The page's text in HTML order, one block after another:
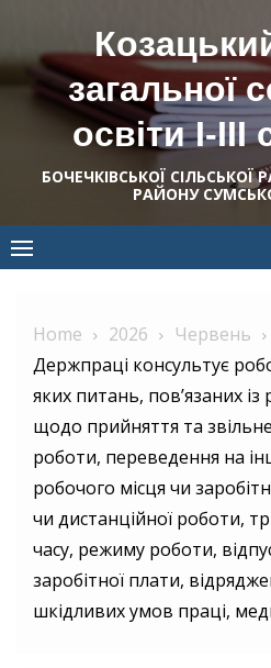
content загальної
освіти І-
БОЧЕЧКІВСЬКОЇ
РАЙОНУ
Home 2026 Червень
Держпраці консультує
яких питань, пов’язаних
щодо прийняття та
роботи, переведення на
робочого місця чи
чи дистанційної роботи,
часу, режиму роботи,
заробітної плати,
шкідливих умов праці,